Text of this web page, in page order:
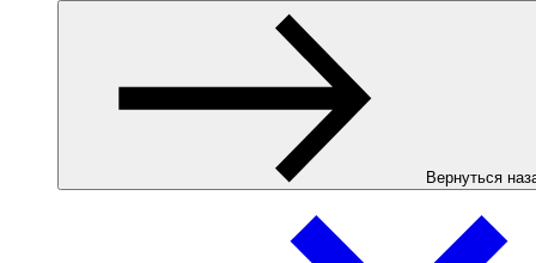
Вернуться